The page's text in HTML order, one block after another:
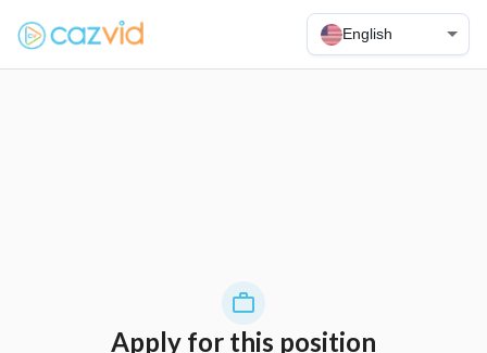
English
Apply for this position